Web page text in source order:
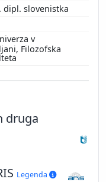
dipl. slovenistka
v
Filozofska
druga
Legenda